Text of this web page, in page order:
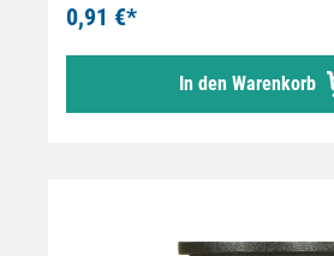
0,91 €*
In den Warenkorb